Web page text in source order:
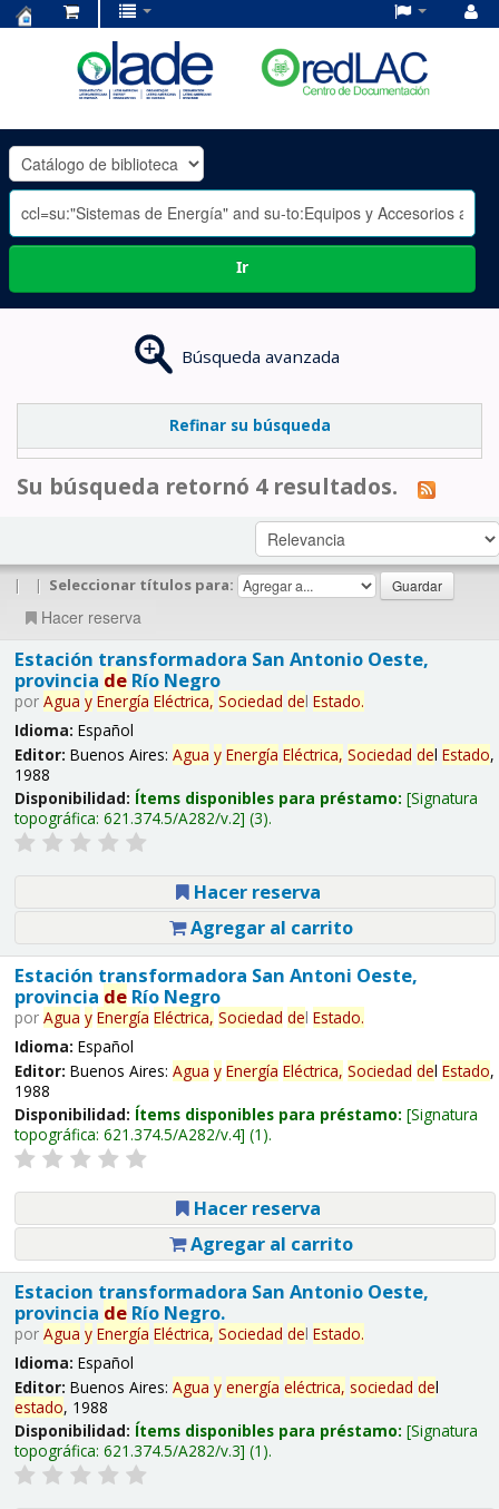
OLADE
-
Ir
Búsqueda avanzada
Refinar su búsqueda
Su búsqueda retornó 4 resultados.
| | Seleccionar títulos para:
Hacer reserva
Estación transformadora San Antonio Oeste,
provincia deRío Negro
por Agua y Energía Eléctrica, Sociedad del Estado.
Idioma: Español
Editor: Buenos Aires: Agua y Energía Eléctrica, Sociedad del Estado,
1988
Disponibilidad: Ítems disponibles para préstamo: Signatura
topográfica: 621.374.5/A282/v.2 (3).
Hacer reserva
Agregar al carrito
Estación transformadora San Antoni Oeste,
provincia deRío Negro
por Agua y Energía Eléctrica, Sociedad del Estado.
Idioma: Español
Editor: Buenos Aires: Agua y Energía Eléctrica, Sociedad del Estado,
1988
Disponibilidad: Ítems disponibles para préstamo: Signatura
topográfica: 621.374.5/A282/v.4 (1).
Hacer reserva
Agregar al carrito
Estacion transformadora San Antonio Oeste,
provincia deRío Negro.
por Agua y Energía Eléctrica, Sociedad del Estado.
Idioma: Español
Editor: Buenos Aires: Agua y energía eléctrica, sociedad del
estado, 1988
Disponibilidad: Ítems disponibles para préstamo: Signatura
topográfica: 621.374.5/A282/v.3 (1).